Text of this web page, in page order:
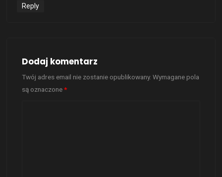
Reply
Dodaj komentarz
Twój adres email nie zostanie opublikowany. Wymagane pola
są oznaczone*